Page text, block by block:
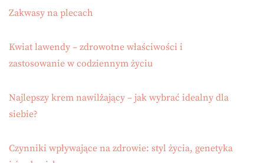
Zakwasy na plecach
Kwiat lawendy – zdrowotne właściwości i
zastosowanie w codziennym życiu
Najlepszy krem nawilżający – jak wybrać idealny dla
siebie?
Czynniki wpływające na zdrowie: styl życia, genetyka